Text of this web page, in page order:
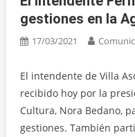
gestiones en la
17/03/2021
El intendente de Villa
recibido hoy por la
Cultura, Nora Bedano,
gestiones. También